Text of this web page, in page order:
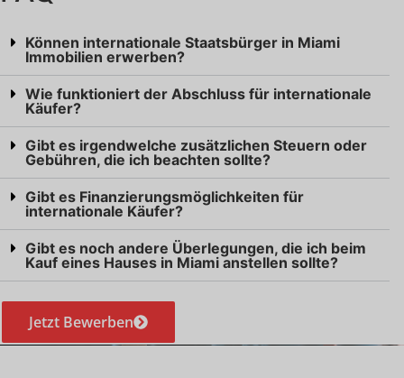
Können internationale Staatsbürger in Miami
Immobilien erwerben?
Wie funktioniert der Abschluss für internationale
Käufer?
Gibt es irgendwelche zusätzlichen Steuern oder
Gebühren, die ich beachten sollte?
Gibt es Finanzierungsmöglichkeiten für
internationale Käufer?
Gibt es noch andere Überlegungen, die ich beim
Kauf eines Hauses in Miami anstellen sollte?
Jetzt Bewerben